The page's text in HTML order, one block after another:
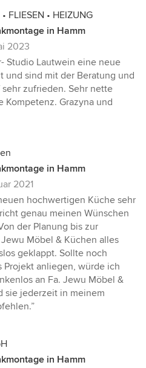
FLIESEN • HEIZUNG
in Hamm
2023
Studio Lautwein eine neue
und sind mit der Beratung und
zufrieden. Sehr nette
Kompetenz. Grazyna und
in Hamm
2021
hochwertigen Küche sehr
genau meinen Wünschen
der Planung bis zur
Möbel & Küchen alles
geklappt. Sollte noch
Projekt anliegen, würde ich
an Fa. Jewu Möbel &
sie jederzeit in meinem
in Hamm